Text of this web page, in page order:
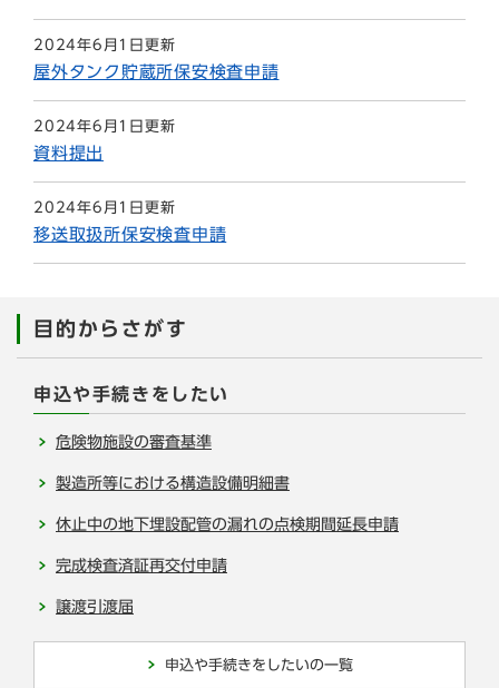
2024年6月1日更新
屋外タンク貯蔵所保安検査申請
2024年6月1日更新
資料提出
2024年6月1日更新
移送取扱所保安検査申請
目的からさがす
申込や手続きをしたい
危険物施設の審査基準
製造所等における構造設備明細書
休止中の地下埋設配管の漏れの点検期間延長申請
完成検査済証再交付申請
譲渡引渡届
申込や手続きをしたいの一覧